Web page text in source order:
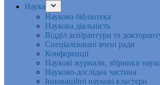
Наука
Наукова бібліотека
Наукова діяльність
Відділ аспірантури та
Спеціалізовані вчені ради
Конференції
Наукові журнали, збірники
Науково-дослідна частина
Інноваційні наукові кластери